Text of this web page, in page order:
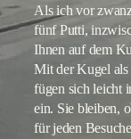
Als ich vor
fünf Putti,
Ihnen auf dem
Mit der Kugel als
fügen sich leicht
ein. Sie bleiben,
für jeden